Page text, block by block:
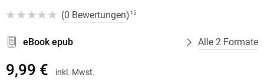
(0 Bewertungen) 15
eBook epub Alle 2 Formate
9,99 € inkl. Mwst.